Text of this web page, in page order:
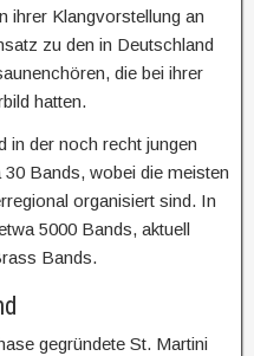
ihrer Klangvorstellung an
zu den in Deutschland
die bei ihrer
hatten.
in der noch recht jungen
Bands, wobei die meisten
organisiert sind. In
5000 Bands, aktuell
Bands.
gegründete St. Martini